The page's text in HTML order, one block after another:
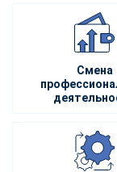
Смена